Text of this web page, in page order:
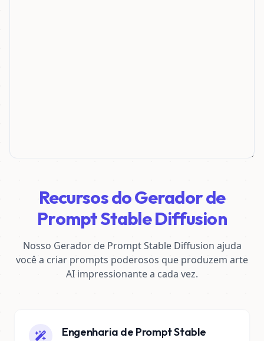
Recursos do Gerador de
Prompt Stable Diffusion
Nosso Gerador de Prompt Stable Diffusion ajuda
você a criar prompts poderosos que produzem arte
AI impressionante a cada vez.
Engenharia de Prompt Stable